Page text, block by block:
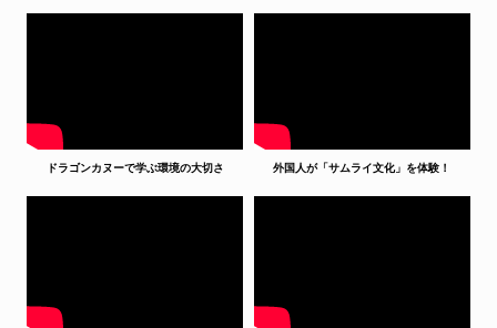
ドラゴンカヌーで学ぶ環境の大切さ 外国人が「サムライ文化」を体験！